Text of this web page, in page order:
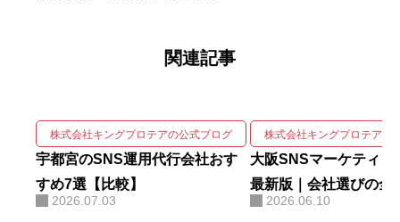
gleニュースをはじめ大手メディア
画・撮影・編集・運用をワンスト
ップで回しながら、そこにAIを掛
け合わせて成果を伸ばす実装力に
ある。AIコンサルティング・AI研
関連記事
株式会社キングプロテアの公式ブログ
宇都宮のSNS運用代行会社おす
すめ7選【比較】
2026.07.03
株式会社キングプロテアの
大阪SNSマーケティン
最新版｜会社選びの全
2026.06.10